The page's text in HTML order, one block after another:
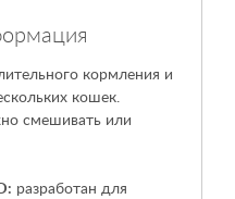
кормления и
кошек.
смешивать или
разработан для